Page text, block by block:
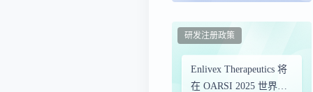
的临床数据
Enlivex Therapeutics 将
在 OARSI 2025 世界大
研发注册政策